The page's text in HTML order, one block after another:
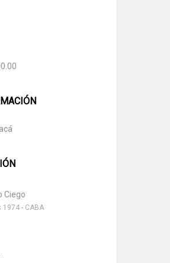
Ciego
1974 - CABA